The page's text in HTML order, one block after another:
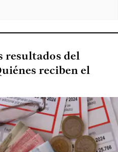
resultados del
reciben el